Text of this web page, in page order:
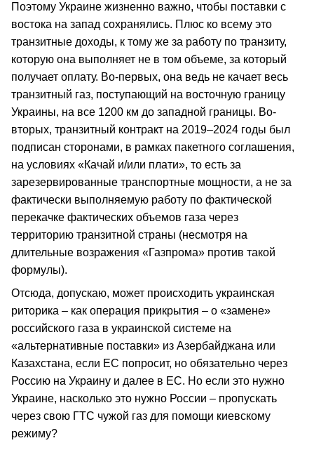
Поэтому Украине жизненно важно, чтобы поставки с
востока на запад сохранялись. Плюс ко всему это
транзитные доходы, к тому же за работу по транзиту,
которую она выполняет не в том объеме, за который
получает оплату. Во-первых, она ведь не качает весь
транзитный газ, поступающий на восточную границу
Украины, на все 1200 км до западной границы. Во-
вторых, транзитный контракт на 2019–2024 годы был
подписан сторонами, в рамках пакетного соглашения,
на условиях «Качай и/или плати», то есть за
зарезервированные транспортные мощности, а не за
фактически выполняемую работу по фактической
перекачке фактических объемов газа через
территорию транзитной страны (несмотря на
длительные возражения «Газпрома» против такой
формулы).
Отсюда, допускаю, может происходить украинская
риторика – как операция прикрытия – о «замене»
российского газа в украинской системе на
«альтернативные поставки» из Азербайджана или
Казахстана, если ЕС попросит, но обязательно через
Россию на Украину и далее в ЕС. Но если это нужно
Украине, насколько это нужно России – пропускать
через свою ГТС чужой газ для помощи киевскому
режиму?